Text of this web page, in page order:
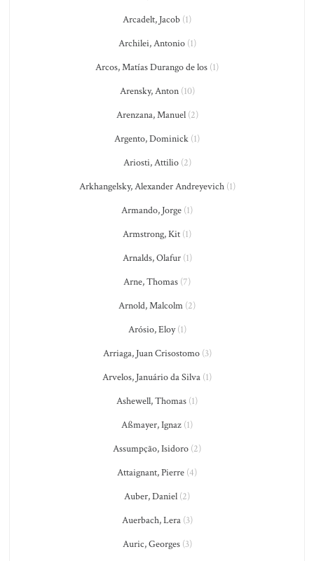
Arcadelt, Jacob (1)
Archilei, Antonio(1)
Arcos, Matías Durango de los (1)
Arensky, Anton(10)
Arenzana, Manuel(2)
Argento, Dominick (1)
Ariosti, Attilio(2)
Arkhangelsky, Alexander Andreyevich(1)
Armando, Jorge (1)
Armstrong, Kit (1)
Arnalds, Olafur(1)
Arne, Thomas (7)
Arnold, Malcolm (2)
Arósio, Eloy(1)
Arriaga, Juan Crisostomo(3)
Arvelos, Januário da Silva (1)
Ashewell, Thomas (1)
Aßmayer, Ignaz (1)
Assumpção, Isidoro (2)
Attaignant, Pierre (4)
Auber, Daniel (2)
Auerbach, Lera(3)
Auric, Georges(3)